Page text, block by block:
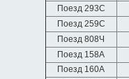
Поезд 293С
Поезд 259С
Поезд 808Ч
Поезд 158А
Поезд 160А